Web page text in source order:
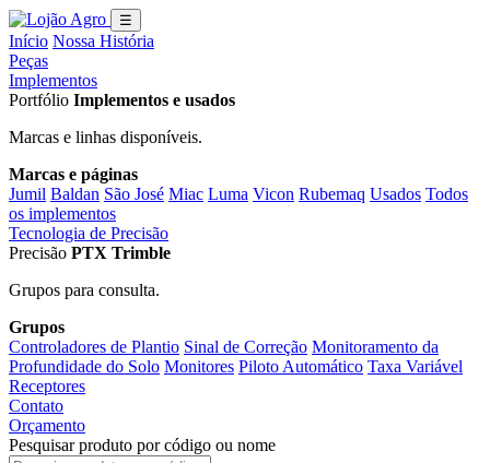
☰
Início Nossa História
Peças
Implementos
Portfólio Implementos e usados
Marcas e linhas disponíveis.
Marcas e páginas
Jumil Baldan São José Miac Luma Vicon Rubemaq Usados Todos
os implementos
Tecnologia de Precisão
Precisão PTX Trimble
Grupos para consulta.
Grupos
Controladores de Plantio Sinal de Correção Monitoramento da
Profundidade do Solo Monitores Piloto Automático Taxa Variável
Receptores
Contato
Orçamento
Pesquisar produto por código ou nome